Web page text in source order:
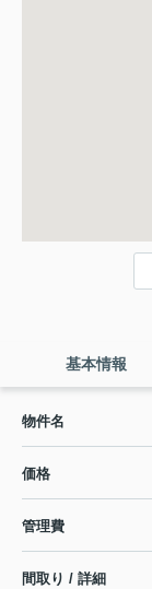
基本情報
物件名
価格
管理費
間取り / 詳細